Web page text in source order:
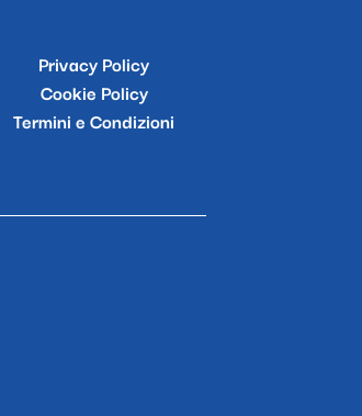
Privacy Policy
Cookie Policy
Termini e Condizioni